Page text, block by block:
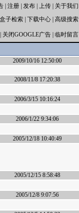
注册 发布 上传 关于我们
盒子检索 下载中心 高级搜索
关闭GOOGLE广告 临时留言
2009/10/16 12:50:00
2008/11/8 17:20:38
2006/3/15 10:16:24
2006/1/22 9:34:06
2005/12/18 10:40:49
2005/12/15 8:58:48
2005/12/8 9:07:56